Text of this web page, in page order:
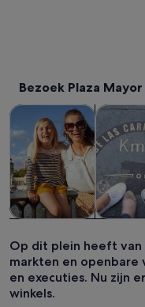
Bezoek Plaza Mayor
daguitstapjes
Tours & daguitstapjes
&
Op dit plein heeft van
markten en
en executies. Nu zijn
winkels.